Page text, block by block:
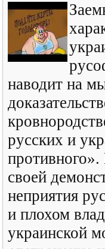
наводит на
русских и
своей
неприятия
и плохом
украинской